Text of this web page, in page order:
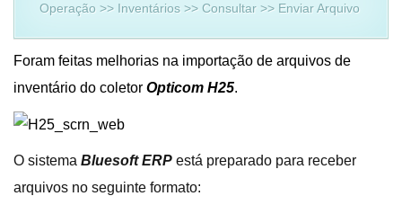
Operação >> Inventários >> Consultar >> Enviar Arquivo
Foram feitas melhorias na importação de arquivos de
inventário do coletor Opticom H25.
O sistema Bluesoft ERP está preparado para receber
arquivos no seguinte formato: